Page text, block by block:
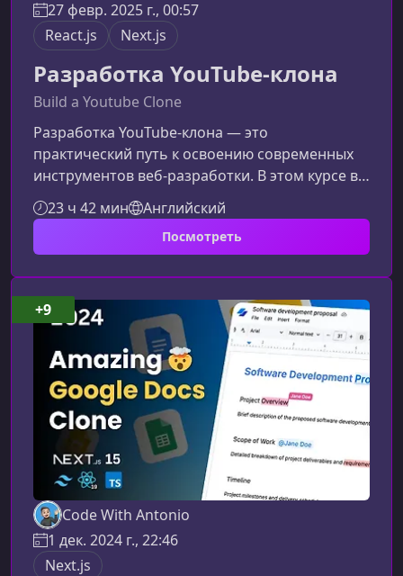
27 февр. 2025 г., 00:57
React.js
Next.js
Разработка YouTube-клона
Build a Youtube Clone
Разработка YouTube-клона — это
практический путь к освоению современных
инструментов веб‑разработки. В этом курсе вы
шаг за шагом создадите полноценную
видеоплатформу, изучите продвинутые
возможности Next.js 15, React 19, tRPC, а также
Материал подойдет как для разработчиков,
стремящихся углубить технические навыки,
так и для тех, кто хочет создать собственный
проект уровня YouTube.Что вы изучите в этом
23 ч 42 мин Английский
Посмотреть
Code With Antonio
1 дек. 2024 г., 22:46
Next.js
+9